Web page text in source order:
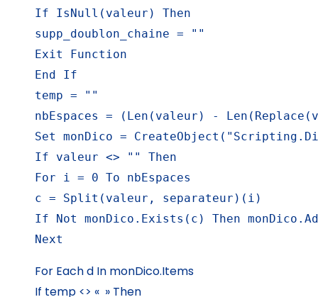
If IsNull(valeur) Then
supp_doublon_chaine = ""
Exit Function
End If
temp = ""
nbEspaces = (Len(valeur) -
Set monDico =
If valeur <> "" Then
For i = 0 To nbEspaces
c = Split(valeur, separateur)(i)
If Not monDico.Exists(c) Then
Next
For Each d In monDico.Items
If temp <> « » Then